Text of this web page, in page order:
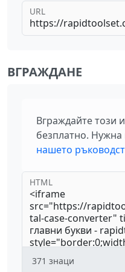
URL
ВГРАЖДАНЕ
Вграждайте този
безплатно.
нашето
HTML
371 знаци